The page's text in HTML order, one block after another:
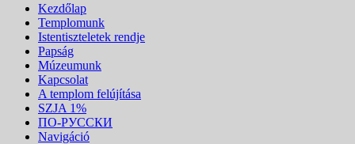
Kezdőlap
Templomunk
Istentiszteletek rendje
Papság
Múzeumunk
Kapcsolat
A templom felújítása
SZJA 1%
ПО-РУССКИ
Navigáció